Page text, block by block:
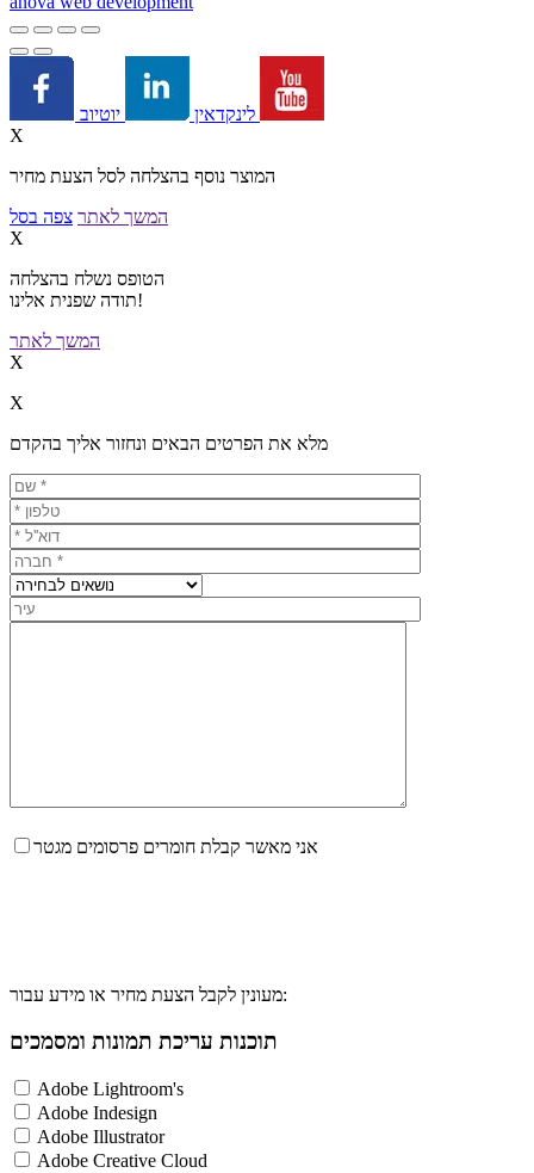
לינקדאין
X
המוצר נוסף בהצלחה לסל הצעת מחיר
המשך לאתר צפה בסל
X
הטופס נשלח בהצלחה
תודה שפנית אלינו!
המשך לאתר
X
X
מלא את הפרטים הבאים ונחזור אליך בהקדם
אני מאשר קבלת חומרים פרסומים מגטר
מעונין לקבל הצעת מחיר או מידע עבור:
תוכנות עריכת תמונות ומסמכים
Adobe Lightroom's
Adobe Indesign
Adobe Illustrator
Adobe Creative Cloud